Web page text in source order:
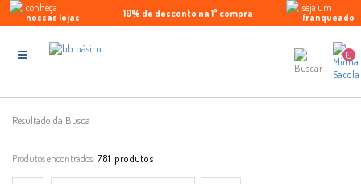
conheça
nossas lojas
10% de desconto na 1ª compra
Enviamos para todo Brasil
Parcele em até 5x sem juros
seja um
franqueado
0
Resultado da Busca
Produtos encontrados: 781